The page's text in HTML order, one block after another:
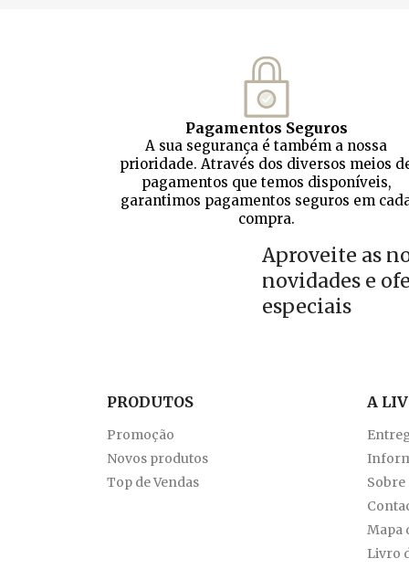
Pagamentos Seguros
A sua segurança é também a nossa
prioridade. Através dos diversos meios
pagamentos que temos disponíveis,
garantimos pagamentos seguros em
compra.
Aproveite as
novidades e
especiais
PRODUTOS
Promoção
Novos produtos
Top de Vendas
A
Sobre
Mapa
Livro